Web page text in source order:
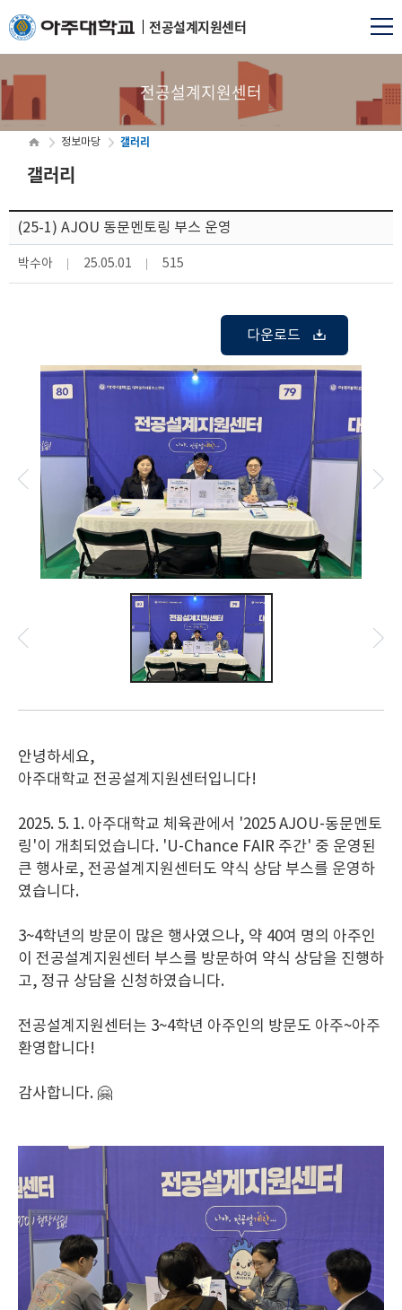
전공설계지원센터
전공설계지원센터
정보마당 갤러리
갤러리
(25-1) AJOU 동문멘토링 부스 운영
박수아 25.05.01 515
다운로드
KakaoTalk_20250501_130346756.jpg
안녕하세요,
아주대학교 전공설계지원센터입니다!
2025. 5. 1. 아주대학교 체육관에서 '2025 AJOU-동문멘토
링'이 개최되었습니다. 'U-Chance FAIR 주간' 중 운영된
큰 행사로, 전공설계지원센터도 약식 상담 부스를 운영하
였습니다.
3~4학년의 방문이 많은 행사였으나, 약 40여 명의 아주인
이 전공설계지원센터 부스를 방문하여 약식 상담을 진행하
고, 정규 상담을 신청하였습니다.
전공설계지원센터는 3~4학년 아주인의 방문도 아주~아주
환영합니다!
감사합니다. 🤗